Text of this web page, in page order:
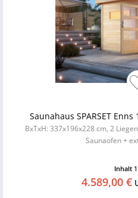
Saunahaus SPARSET
BxTxH: 337x196x228 cm, 2
Saunaofen +
Inhalt
4.589,00 €